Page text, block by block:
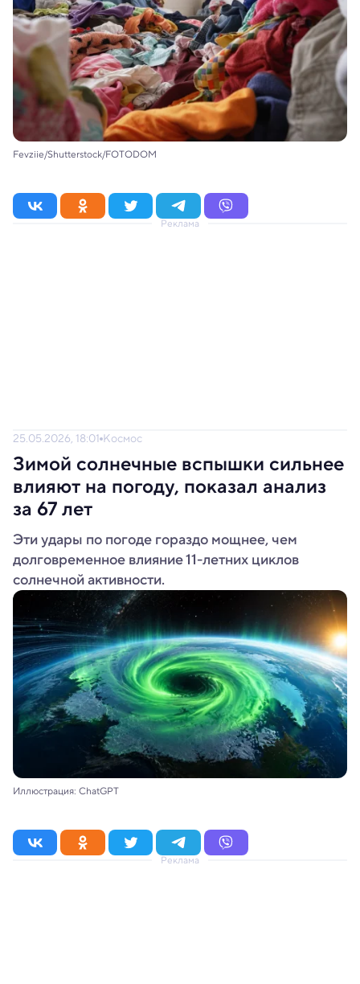
Fevziie/Shutterstock/FOTODOM
Реклама
25.05.2026, 18:01 Космос
Зимой солнечные вспышки сильнее
влияют на погоду, показал анализ
за 67 лет
Эти удары по погоде гораздо мощнее, чем
долговременное влияние 11-летних циклов
солнечной активности.
Иллюстрация: ChatGPT
Реклама